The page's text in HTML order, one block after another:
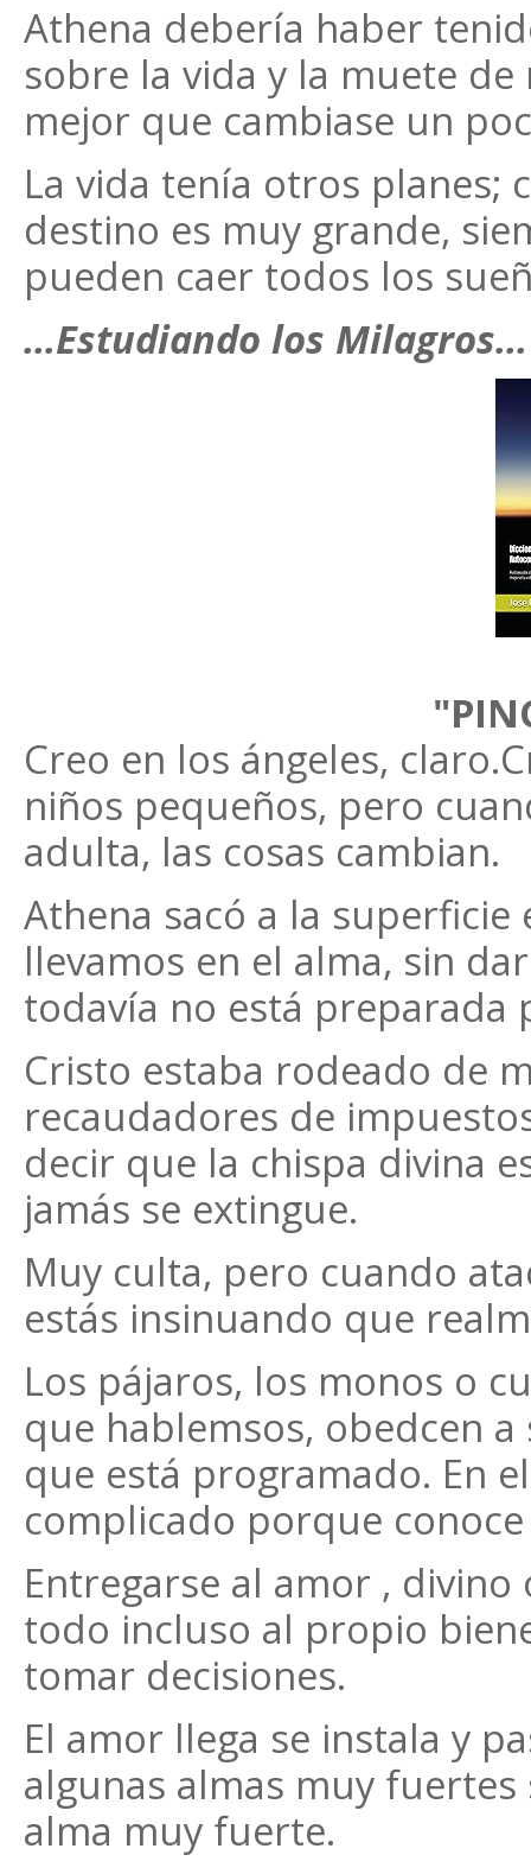
Athena debería haber
sobre la vida y la muete
mejor que cambiase un
La vida tenía otros planes;
destino es muy grande,
pueden caer todos los
…Estudiando los Milagros…
Creo en los ángeles,
niños pequeños, pero
adulta, las cosas cambian.
Athena sacó a la
llevamos en el alma, sin
todavía no está preparada
Cristo estaba rodeado de
recaudadores de
decir que la chispa divina
jamás se extingue.
Muy culta, pero cuando
estás insinuando que
Los pájaros, los monos o
que hablemsos, obedcen
que está programado. En
complicado porque
Entregarse al amor ,
todo incluso al propio
tomar decisiones.
El amor llega se instala y
algunas almas muy
alma muy fuerte.